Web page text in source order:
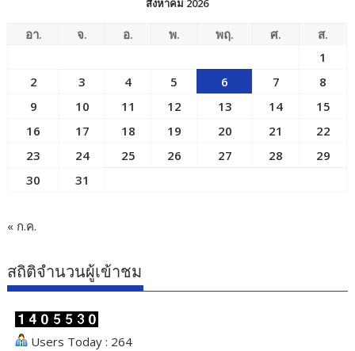
อา. จ. อ. พ. พฤ. ศ.
ส.
1
2
3 4 5 6 7
8
9
10 11 12 13 14
15
16
17 18 19 20 21
22
23
24 25 26 27 28
29
30
31
« ก.ค.
สถิติจำนวนผู้เข้าชม
Users Today : 264